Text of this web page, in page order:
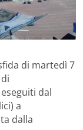
di martedì 7
eseguiti dal
a
dalla